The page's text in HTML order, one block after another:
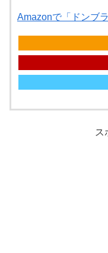
Amazonで「ドンブ
ス